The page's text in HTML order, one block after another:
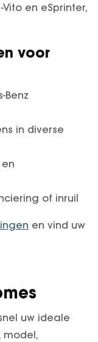
en eSprinter,
voor
Benz
in diverse
of inruil
en vind uw
uw ideale
model,